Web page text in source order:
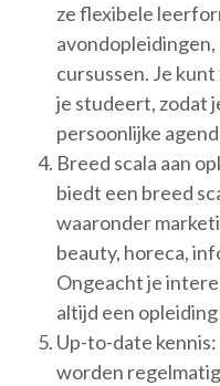
ze flexibele
cursussen. Je
je studeert, zodat
persoonlijke
Breed scala aan
biedt een breed
waaronder
beauty, horeca,
Ongeacht je
altijd een
Up-to-date
worden